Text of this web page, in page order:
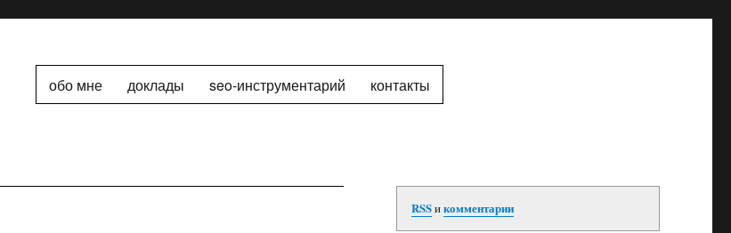
обо мне доклады seo-инструментарий контакты
RSSикомментарии